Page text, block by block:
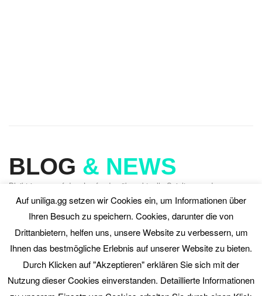
BLOG & NEWS
Bleibt immer auf dem Laufenden über aktuelle Spieltage und
Veranstaltungen der Uniliga.
ALLE NEWS
Auf uniliga.gg setzen wir Cookies ein, um Informationen über
Ihren Besuch zu speichern. Cookies, darunter die von
Drittanbietern, helfen uns, unsere Website zu verbessern, um
Ihnen das bestmögliche Erlebnis auf unserer Website zu bieten.
Durch Klicken auf "Akzeptieren" erklären Sie sich mit der
Nutzung dieser Cookies einverstanden. Detaillierte Informationen